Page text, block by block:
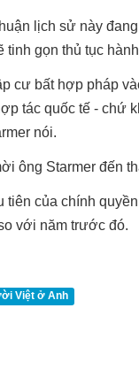
lịch sử này
tinh gọn thủ tục
cư bất hợp pháp
tác quốc tế - chứ
nói.
ông Starmer đến
tiên của chính
với năm trước đó.
Việt ở Anh